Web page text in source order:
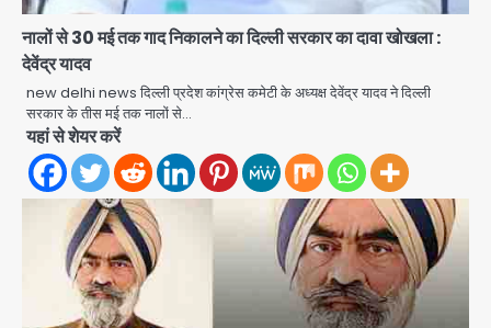
नालों से 30 मई तक गाद निकालने का दिल्ली सरकार का दावा खोखला :
देवेंद्र यादव
new delhi news दिल्ली प्रदेश कांग्रेस कमेटी के अध्यक्ष देवेंद्र यादव ने दिल्ली
सरकार के तीस मई तक नालों से…
यहां से शेयर करें
2
Noida Authority: कर्तव्यनिष्ठा की
मिसाल, मूसलाधार बारिश के बीच नोएडा
आरडब्ल्यूए ने जताया आभार
3
तुर्की और पाकिस्तान का साझा रक्षा समझौता,
जानें इसके मायने
Avinash Kumar
Greater Noida (Badalpur):
सरिया लदा कैंटर अनियंत्रित होकर घुसा
किराना दुकान में , ड्राइवर की मौत